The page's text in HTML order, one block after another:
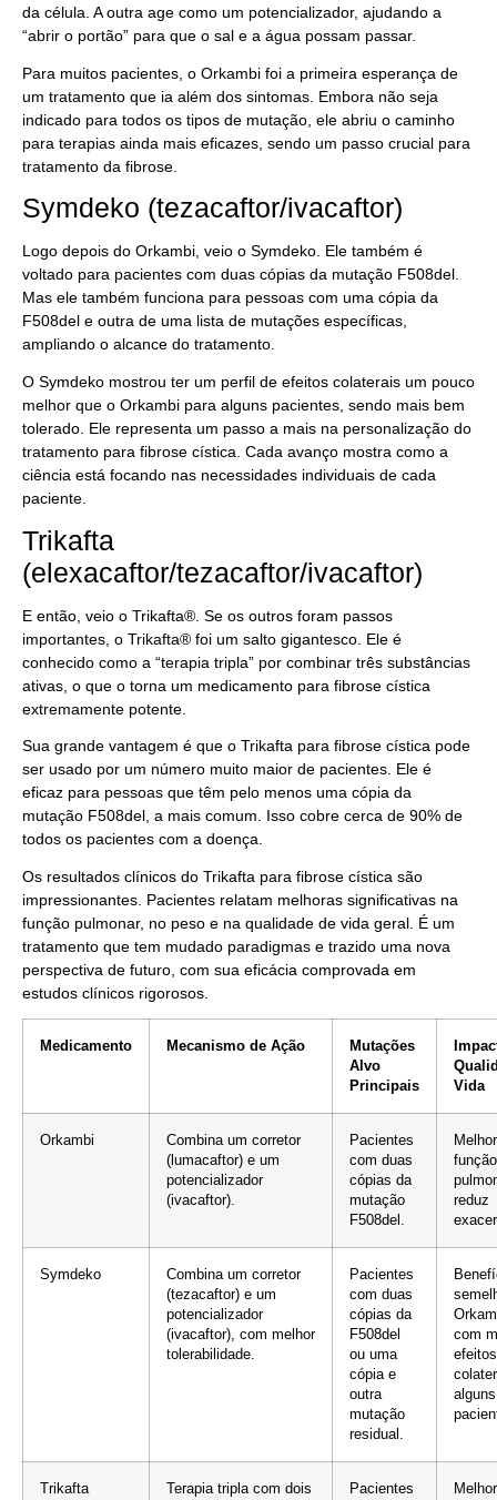
da célula. A outra age como um potencializador, ajudando a
“abrir o portão” para que o sal e a água possam passar.
Para muitos pacientes, o Orkambi foi a primeira esperança de
um tratamento que ia além dos sintomas. Embora não seja
indicado para todos os tipos de mutação, ele abriu o caminho
para terapias ainda mais eficazes, sendo um passo crucial para
tratamento da fibrose.
Symdeko (tezacaftor/ivacaftor)
Logo depois do Orkambi, veio o Symdeko. Ele também é
voltado para pacientes com duas cópias da mutação F508del.
Mas ele também funciona para pessoas com uma cópia da
F508del e outra de uma lista de mutações específicas,
ampliando o alcance do tratamento.
O Symdeko mostrou ter um perfil de efeitos colaterais um pouco
melhor que o Orkambi para alguns pacientes, sendo mais bem
tolerado. Ele representa um passo a mais na personalização do
tratamento para fibrose cística. Cada avanço mostra como a
ciência está focando nas necessidades individuais de cada
paciente.
Trikafta
(elexacaftor/tezacaftor/ivacaftor)
E então, veio o Trikafta®. Se os outros foram passos
importantes, o Trikafta® foi um salto gigantesco. Ele é
conhecido como a “terapia tripla” por combinar três substâncias
ativas, o que o torna um medicamento para fibrose cística
extremamente potente.
Sua grande vantagem é que o Trikafta para fibrose cística pode
ser usado por um número muito maior de pacientes. Ele é
eficaz para pessoas que têm pelo menos uma cópia da
mutação F508del, a mais comum. Isso cobre cerca de 90% de
todos os pacientes com a doença.
Os resultados clínicos do Trikafta para fibrose cística são
impressionantes. Pacientes relatam melhoras significativas na
função pulmonar, no peso e na qualidade de vida geral. É um
tratamento que tem mudado paradigmas e trazido uma nova
perspectiva de futuro, com sua eficácia comprovada em
estudos clínicos rigorosos.
Medicamento Mecanismo de Ação
Mutações
Alvo
Principais
Vida
Orkambi
Combina um corretor
(lumacaftor) e um
potencializador
(ivacaftor).
Pacientes
com duas
cópias da
mutação
F508del.
função
reduz
Symdeko
Combina um corretor
(tezacaftor) e um
potencializador
(ivacaftor), com melhor
tolerabilidade.
Pacientes
com duas
cópias da
F508del
ou uma
cópia e
outra
mutação
residual.
com
efeitos
alguns
Trikafta Terapia tripla com dois Pacientes